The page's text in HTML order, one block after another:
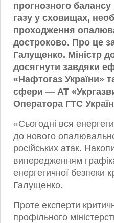
прогнозного
газу у сховищах,
проходження
достроково. Про це
Галущенко. Міністр
досягнути завдяки
«Нафтогаз України»
сфери — АТ
Оператора ГТС
«Сьогодні вся
до нового
російських атак.
випередженням
енергетичної безпеки
Галущенко.
Проте експерти
профільного